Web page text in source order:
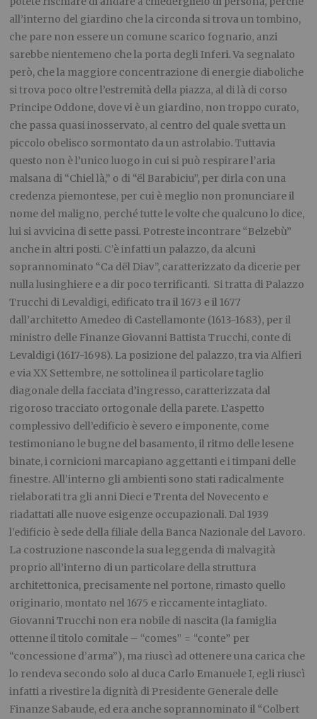
all’interno del giardino che la circonda si trova un tombino,
che pare non essere un comune scarico fognario, anzi
sarebbe nientemeno che la porta degli Inferi. Va segnalato
però, che la maggiore concentrazione di energie diaboliche
si trova poco oltre l’estremità della piazza, al di là di corso
Principe Oddone, dove vi è un giardino, non troppo curato,
che passa quasi inosservato, al centro del quale svetta un
piccolo obelisco sormontato da un astrolabio. Tuttavia
questo non è l’unico luogo in cui si può respirare l’aria
malsana di “Chiel là,” o di “ël Barabiciu”, per dirla con una
credenza piemontese, per cui è meglio non pronunciare il
nome del maligno, perché tutte le volte che qualcuno lo dice,
lui si avvicina di sette passi. Potreste incontrare “Belzebù”
anche in altri posti. C’è infatti un palazzo, da alcuni
soprannominato “Ca dël Diav”, caratterizzato da dicerie per
nulla lusinghiere e a dir poco terrificanti. Si tratta di Palazzo
Trucchi di Levaldigi, edificato tra il 1673 e il 1677
dall’architetto Amedeo di Castellamonte (1613-1683), per il
ministro delle Finanze Giovanni Battista Trucchi, conte di
Levaldigi (1617-1698). La posizione del palazzo, tra via Alfieri
e via XX Settembre, ne sottolinea il particolare taglio
diagonale della facciata d’ingresso, caratterizzata dal
rigoroso tracciato ortogonale della parete. L’aspetto
complessivo dell’edificio è severo e imponente, come
testimoniano le bugne del basamento, il ritmo delle lesene
binate, i cornicioni marcapiano aggettanti e i timpani delle
finestre. All’interno gli ambienti sono stati radicalmente
rielaborati tra gli anni Dieci e Trenta del Novecento e
riadattati alle nuove esigenze occupazionali. Dal 1939
l’edificio è sede della filiale della Banca Nazionale del Lavoro.
La costruzione nasconde la sua leggenda di malvagità
proprio all’interno di un particolare della struttura
architettonica, precisamente nel portone, rimasto quello
originario, montato nel 1675 e riccamente intagliato.
Giovanni Trucchi non era nobile di nascita (la famiglia
ottenne il titolo comitale – “comes” = “conte” per
“concessione d’arma”), ma riuscì ad ottenere una carica che
lo rendeva secondo solo al duca Carlo Emanuele I, egli riuscì
infatti a rivestire la dignità di Presidente Generale delle
Finanze Sabaude, ed era anche soprannominato il “Colbert